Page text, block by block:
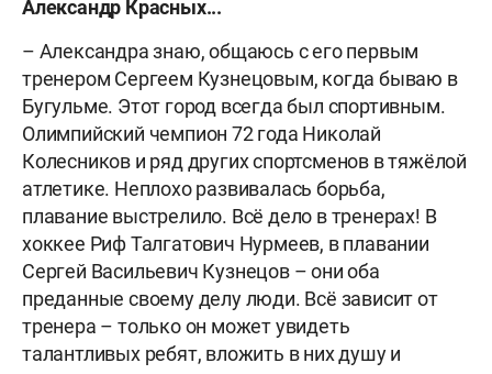
Александр Красных...
– Александра знаю, общаюсь с его первым
тренером Сергеем Кузнецовым, когда бываю в
Бугульме. Этот город всегда был спортивным.
Олимпийский чемпион 72 года Николай
Колесников и ряд других спортсменов в тяжёлой
атлетике. Неплохо развивалась борьба,
плавание выстрелило. Всё дело в тренерах! В
хоккее Риф Талгатович Нурмеев, в плавании
Сергей Васильевич Кузнецов – они оба
преданные своему делу люди. Всё зависит от
тренера – только он может увидеть
талантливых ребят, вложить в них душу и